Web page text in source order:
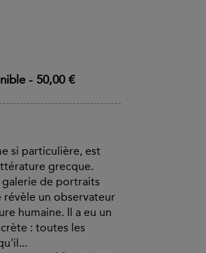
- 50,00 €
si particulière, est
grecque.
de portraits
révèle un observateur
humaine. Il a eu un
: toutes les